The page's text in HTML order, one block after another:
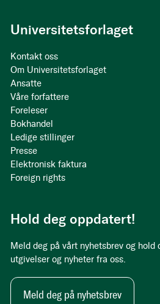
Universitetsforlaget
Kontakt oss
Om Universitetsforlaget
Ansatte
Våre forfattere
Foreleser
Bokhandel
Ledige stillinger
Presse
Elektronisk faktura
Foreign rights
Hold deg oppdatert!
Meld deg på vårt nyhetsbrev og hold
utgivelser og nyheter fra oss.
Meld deg på nyhetsbrev